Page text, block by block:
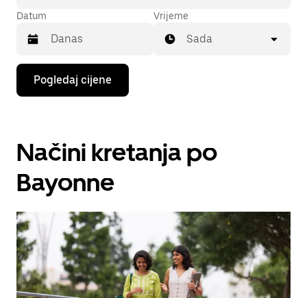
Datum
Pritisni
tipku
sa
za
interakciju
kalendarom
datum.
Pritisni
tipku
escape
za
zatvaranje
kalendara.
Vrijeme
Sada
Pogledaj cijene
Načini kretanja po
Bayonne